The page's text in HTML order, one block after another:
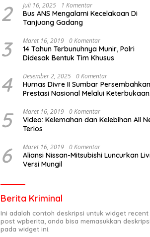
2 Juli 16, 2025 1 Komentar
Bus ANS Mengalami Kecelakaan Di
Tanjuang Gadang
3 Maret 16, 2019 0 Komentar
14 Tahun Terbunuhnya Munir, Polri
Didesak Bentuk Tim Khusus
4 Desember 2, 2025 0 Komentar
Humas Divre II Sumbar Persembahkan
Prestasi Nasional Melalui Keterbukaan
5 Maret 16, 2019 0 Komentar
Video: Kelemahan dan Kelebihan All
Terios
6 Maret 16, 2019 0 Komentar
Aliansi Nissan-Mitsubishi Luncurkan
Versi Mungil
Berita Kriminal
Ini adalah contoh deskripsi untuk widget recent
post wpberita, anda bisa memasukkan deskripsi
pada widget ini.